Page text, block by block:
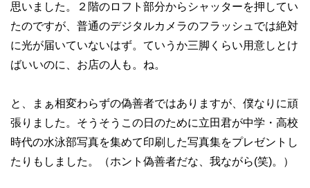
思いました。２階のロフト部分からシャッターを押してい
たのですが、普通のデジタルカメラのフラッシュでは絶対
に光が届いていないはず。ていうか三脚くらい用意しとけ
ばいいのに、お店の人も。ね。
と、まぁ相変わらずの偽善者ではありますが、僕なりに頑
張りました。そうそうこの日のために立田君が中学・高校
時代の水泳部写真を集めて印刷した写真集をプレゼントし
たりもしました。（ホント偽善者だな、我ながら(笑)。）